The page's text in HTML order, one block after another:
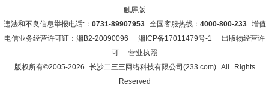
触屏版
违法和不良信息举报电话:： 0731-89907953全国客服热线： 4000-800-233增值
电信业务经营许可证：湘B2-20090096 湘ICP备17011479号-1
出版物经营许
可
营业执照
版权所有©2005-2026 长沙二三三网络科技有限公司(233.com)All Rights
Reserved